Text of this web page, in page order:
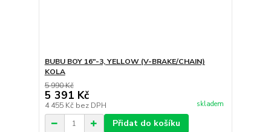
BUBU BOY 16"-3, YELLOW (V-BRAKE/CHAIN)
KOLA
5 990 Kč
5 391 Kč
4 455 Kč bez DPH skladem
Přidat do košíku